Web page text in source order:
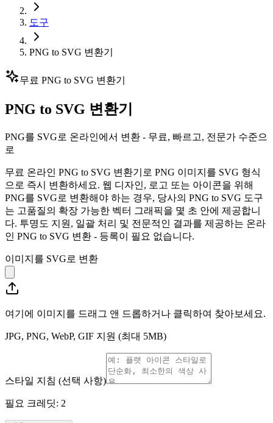
도구
PNG to SVG 변환기
무료 PNG to SVG 변환기
PNG to SVG 변환기
PNG를 SVG로 온라인에서 변환 - 무료, 빠르고, 전문가 수준으
로
무료 온라인 PNG to SVG 변환기로 PNG 이미지를 SVG 형식
으로 즉시 변환하세요. 웹 디자인, 로고 또는 아이콘을 위해
PNG를 SVG로 변환해야 하는 경우, 당사의 PNG to SVG 도구
는 고품질의 확장 가능한 벡터 그래픽을 몇 초 안에 제공합니
다. 투명도 지원, 일괄 처리 및 전문적인 결과를 제공하는 온라
인 PNG to SVG 변환 - 등록이 필요 없습니다.
이미지를 SVG로 변환
여기에 이미지를 드래그 앤 드롭하거나 클릭하여 찾아보세요.
JPG, PNG, WebP, GIF 지원 (최대 5MB)
스타일 지침 (선택 사항)
필요 크레딧: 2